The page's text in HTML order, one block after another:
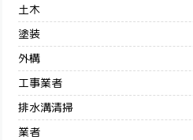
土木
塗装
外構
工事業者
排水溝清掃
業者